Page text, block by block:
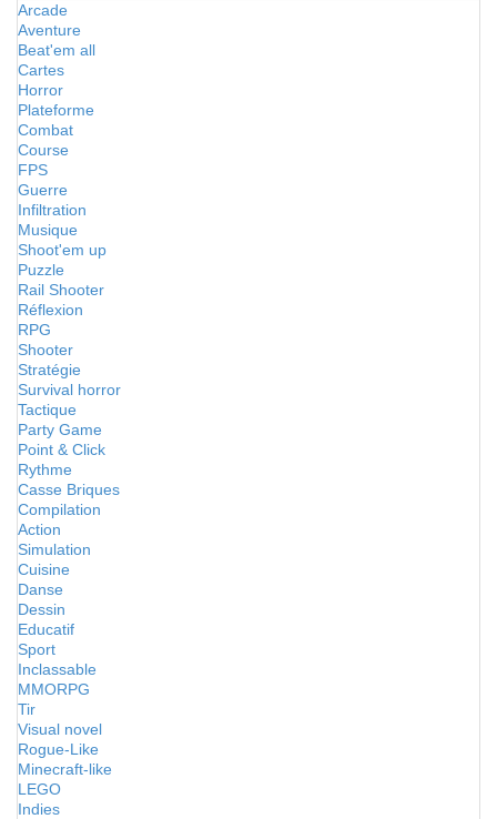
Arcade
Aventure
Beat'em all
Cartes
Horror
Plateforme
Combat
Course
FPS
Guerre
Infiltration
Musique
Shoot'em up
Puzzle
Rail Shooter
Réflexion
RPG
Shooter
Stratégie
Survival horror
Tactique
Party Game
Point & Click
Rythme
Casse Briques
Compilation
Action
Simulation
Cuisine
Danse
Dessin
Educatif
Sport
Inclassable
MMORPG
Tir
Visual novel
Rogue-Like
Minecraft-like
LEGO
Indies